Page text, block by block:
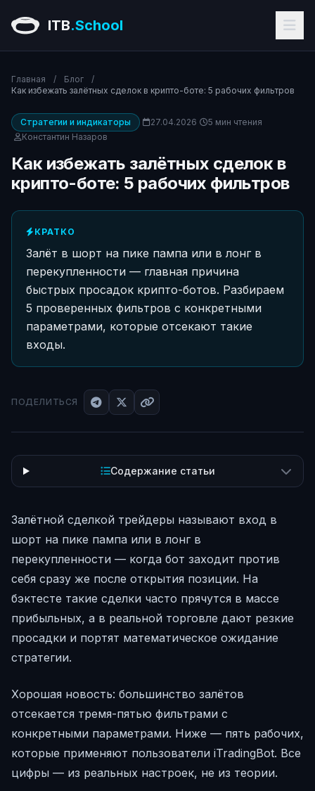
ITB.School
Главная / Блог
/
Как избежать залётных сделок в крипто-боте: 5 рабочих фильтров
Стратегии и индикаторы 27.04.2026
5 мин чтения
Константин Назаров
Как избежать залётных сделок в
крипто-боте: 5 рабочих фильтров
КРАТКО
Залёт в шорт на пике пампа или в лонг в
перекупленности — главная причина
быстрых просадок крипто-ботов. Разбираем
5 проверенных фильтров с конкретными
параметрами, которые отсекают такие
входы.
ПОДЕЛИТЬСЯ
Содержание статьи
Залётной сделкой трейдеры называют вход в
шорт на пике пампа или в лонг в
перекупленности — когда бот заходит против
себя сразу же после открытия позиции. На
бэктесте такие сделки часто прячутся в массе
прибыльных, а в реальной торговле дают резкие
просадки и портят математическое ожидание
стратегии.
Хорошая новость: большинство залётов
отсекается тремя-пятью фильтрами с
конкретными параметрами. Ниже — пять рабочих,
которые применяют пользователи iTradingBot. Все
цифры — из реальных настроек, не из теории.